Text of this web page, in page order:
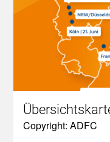
Copyright: ADFC